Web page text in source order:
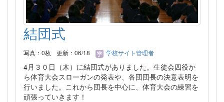
結団式
写真：0枚 更新：06/18 学校サイト管理者
4月３０日（木）に結団式がありました。生徒会四役か
ら体育大会スローガンの発表や、各団団長の決意表明を
行いました。これから団長を中心に、体育大会の練習を
頑張っていきます！